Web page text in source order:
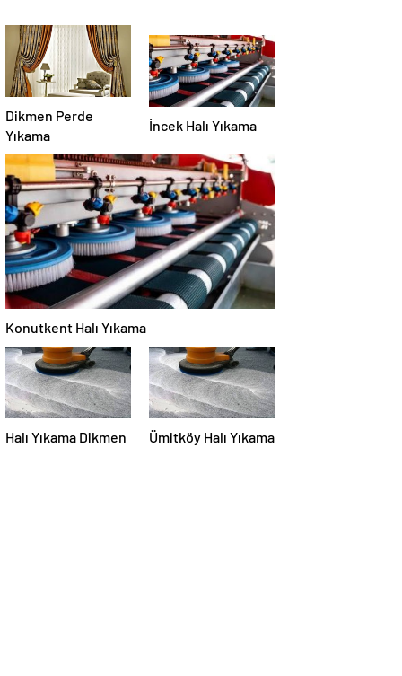
Dikmen Perde
Yıkama
İncek Halı Yıkama
Konutkent Halı Yıkama
Halı Yıkama Dikmen Ümitköy Halı Yıkama